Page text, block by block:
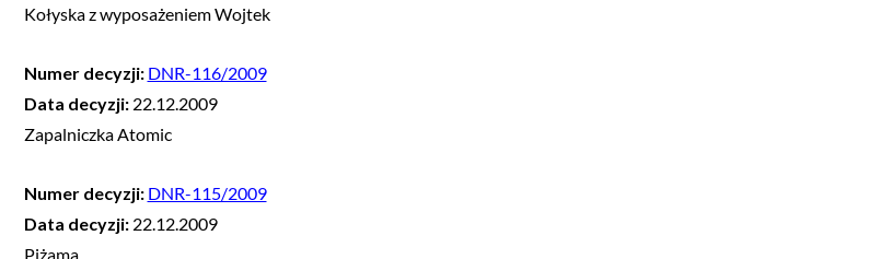
Kołyska z wyposażeniem Wojtek
Numer decyzji: DNR-116/2009
Data decyzji: 22.12.2009
Zapalniczka Atomic
Numer decyzji: DNR-115/2009
Data decyzji: 22.12.2009
Piżama